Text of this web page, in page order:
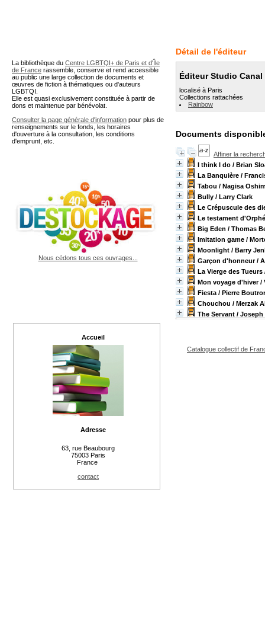
Détail de l'éditeur
Éditeur Studio Canal
localisé à Paris
Collections rattachées
Rainbow
Documents
Affiner la
I think I do / Brian
La Banquière /
Tabou / Nagisa
Bully / Larry Clark
Le Crépuscule des
Le testament
Big Eden / Thomas
Imitation game /
Moonlight / Barry
Garçon d'honneur/
La Vierge des Tueurs
Mon voyage d'hiver/
Fiesta / Pierre
Chouchou / Merzak
The Servant / Joseph
Catalogue collectif de
La bibliothèque du Centre LGBTQI+ de Paris et d'Île
de France rassemble, conserve et rend accessible
au public une large collection de documents et
œuvres de fiction à thématiques ou d'auteurs
LGBTQI.
Elle est quasi exclusivement constituée à partir de
dons et maintenue par bénévolat.
Consulter la page générale d'information pour plus de
renseignements sur le fonds, les horaires
d'ouverture à la consultation, les conditions
d'emprunt, etc.
Nous cédons tous ces ouvrages...
Accueil
Adresse
63, rue Beaubourg
75003 Paris
France
contact